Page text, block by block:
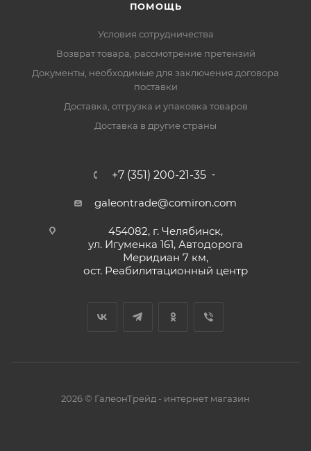
ПОМОЩЬ
Условия сотрудничества
Возврат товара, рассмотрение претензий
Документы, необходимые для заключения договора
поставки
Доставка, отгрузка и упаковка товаров
Доставка в другие страны
+7 (351) 200-21-35
galeontrade@comiron.com
454082, г. Челябинск,
ул. Игуменка 161, Автодорога
Меридиан 7 км,
ост. Реабилитационный центр
2026 © ГалеонТрейд - интернет магазин